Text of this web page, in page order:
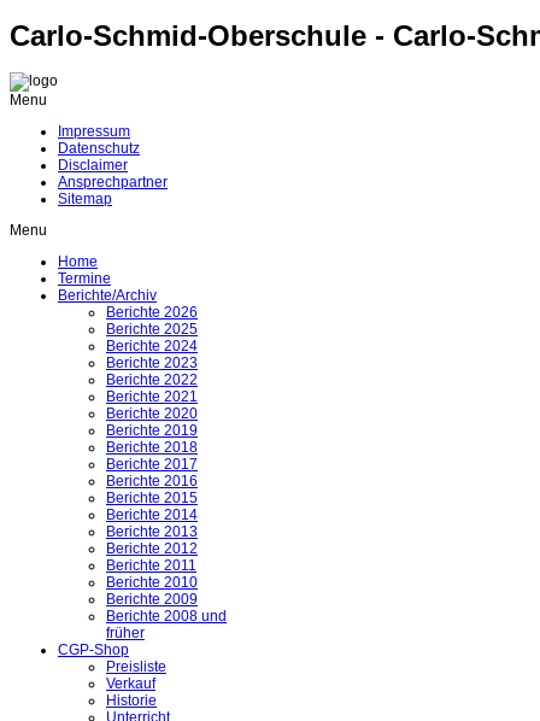
Carlo-Schmid-Oberschule - Carlo-
Menu
Impressum
Datenschutz
Disclaimer
Ansprechpartner
Sitemap
Menu
Home
Termine
Berichte/Archiv
Berichte 2026
Berichte 2025
Berichte 2024
Berichte 2023
Berichte 2022
Berichte 2021
Berichte 2020
Berichte 2019
Berichte 2018
Berichte 2017
Berichte 2016
Berichte 2015
Berichte 2014
Berichte 2013
Berichte 2012
Berichte 2011
Berichte 2010
Berichte 2009
Berichte 2008 und
früher
CGP-Shop
Preisliste
Verkauf
Historie
Unterricht